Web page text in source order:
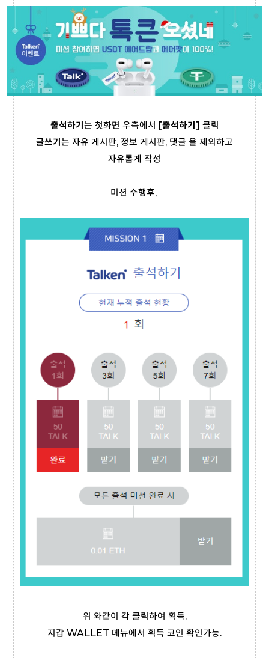
출석하기 는 첫화면 우측에서 [출석하기] 클릭
글쓰기 는 자유 게시판, 정보 게시판, 댓글 을 제외하고
자유롭게 작성
미션 수행후,
위 와같이 각 클릭하여 획득.
지갑 WALLET 메뉴에서 획득 코인 확인가능.